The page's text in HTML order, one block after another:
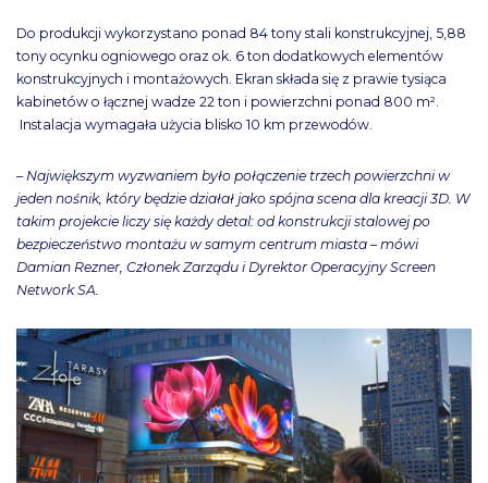
Do produkcji wykorzystano ponad 84 tony stali konstrukcyjnej, 5,88
tony ocynku ogniowego oraz ok. 6 ton dodatkowych elementów
konstrukcyjnych i montażowych. Ekran składa się z prawie tysiąca
kabinetów o łącznej wadze 22 ton i powierzchni ponad 800 m².
Instalacja wymagała użycia blisko 10 km przewodów.
– Największym wyzwaniem było połączenie trzech powierzchni w
jeden nośnik, który będzie działał jako spójna scena dla kreacji 3D. W
takim projekcie liczy się każdy detal: od konstrukcji stalowej po
bezpieczeństwo montażu w samym centrum miasta – mówi
Damian Rezner, Członek Zarządu i Dyrektor Operacyjny Screen
Network SA.